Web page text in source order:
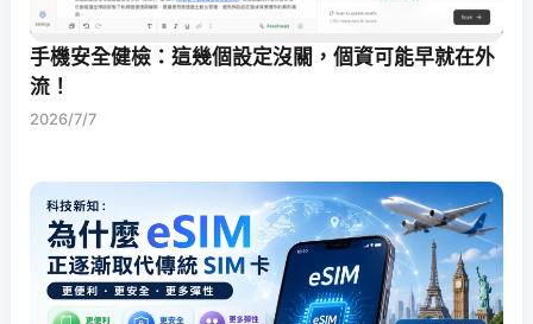
手機安全健檢：這幾個設定沒關，個資可能早就在外
流！
2026/7/7